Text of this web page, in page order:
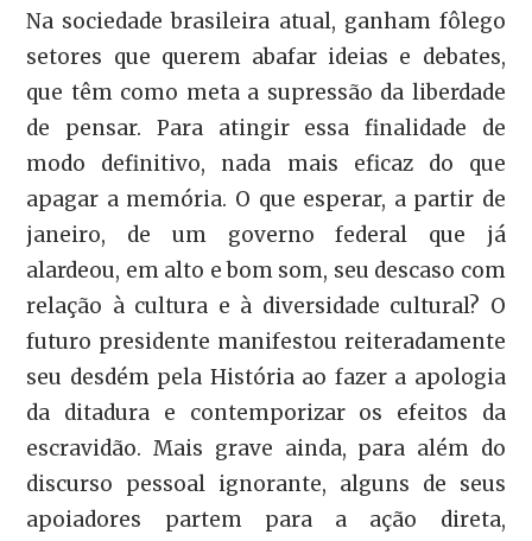
Na sociedade brasileira atual, ganham fôlego
setores que querem abafar ideias e debates,
que têm como meta a supressão da liberdade
de pensar. Para atingir essa finalidade de
modo definitivo, nada mais eficaz do que
apagar a memória. O que esperar, a partir de
janeiro, de um governo federal que já
alardeou, em alto e bom som, seu descaso com
relação à cultura e à diversidade cultural? O
futuro presidente manifestou reiteradamente
seu desdém pela História ao fazer a apologia
da ditadura e contemporizar os efeitos da
escravidão. Mais grave ainda, para além do
discurso pessoal ignorante, alguns de seus
apoiadores partem para a ação direta,